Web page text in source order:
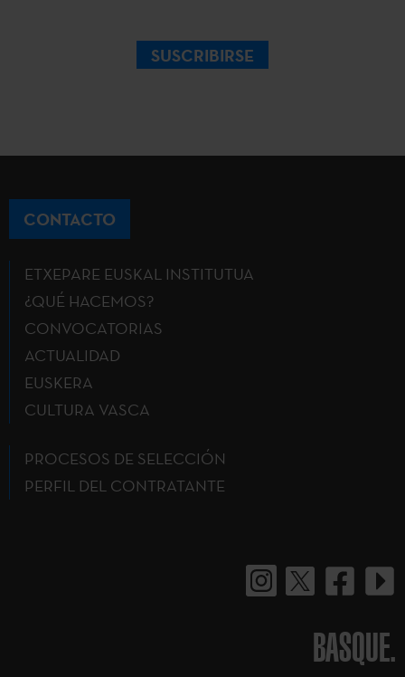
SUSCRIBIRSE
CONTACTO
ETXEPARE EUSKAL INSTITUTUA
¿QUÉ HACEMOS?
CONVOCATORIAS
ACTUALIDAD
EUSKERA
CULTURA VASCA
PROCESOS DE SELECCIÓN
PERFIL DEL CONTRATANTE
BASQUE.